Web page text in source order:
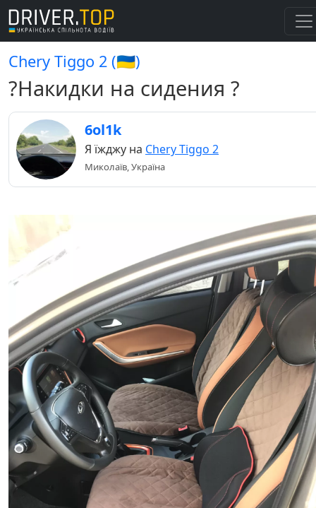
Chery Tiggo 2 (🇺🇦)
?Накидки на сидения ?
6ol1k
Я їжджу на Chery Tiggo 2
Миколаїв, Україна